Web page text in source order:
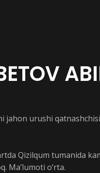
jahon urushi
Qizilqum tumanida
Ma’lumoti o‘rta.